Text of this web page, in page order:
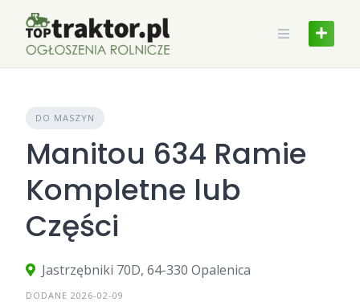
content
DO MASZYN
Manitou 634 Ramie
Kompletne lub
Części
Jastrzębniki 70D, 64-330 Opalenica
DODANE 2026-02-09